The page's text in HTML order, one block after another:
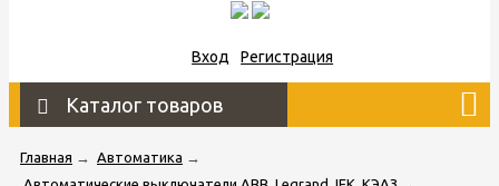
Вход Регистрация
Каталог товаров
Главная → Автоматика →